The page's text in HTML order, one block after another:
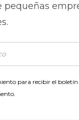
pequeñas
para recibir el